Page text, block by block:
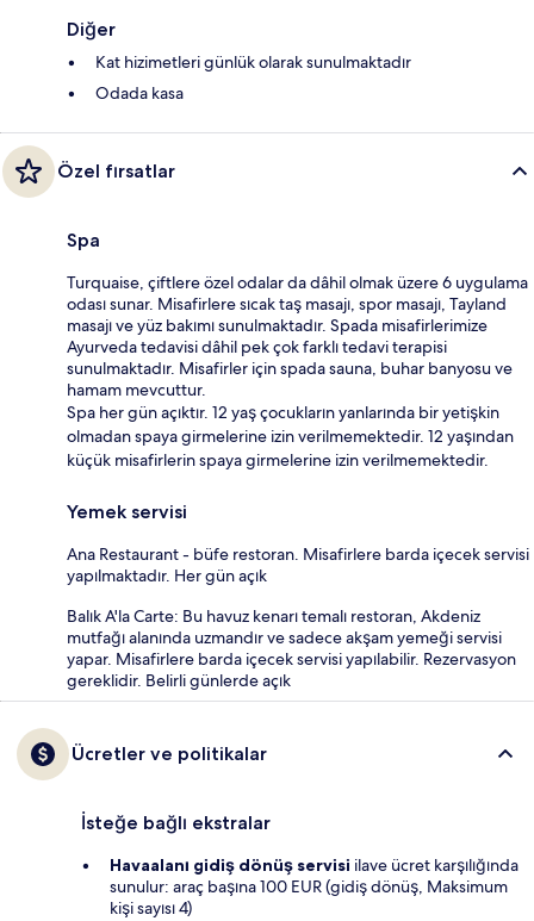
Diğer
Kat hizimetleri günlük olarak sunulmaktadır
Odada kasa
Özel fırsatlar
Spa
Turquaise, çiftlere özel odalar da dâhil olmak üzere 6 uygulama
odası sunar. Misafirlere sıcak taş masajı, spor masajı, Tayland
masajı ve yüz bakımı sunulmaktadır. Spada misafirlerimize
Ayurveda tedavisi dâhil pek çok farklı tedavi terapisi
sunulmaktadır. Misafirler için spada sauna, buhar banyosu ve
hamam mevcuttur.
Spa her gün açıktır. 12 yaş çocukların yanlarında bir yetişkin
olmadan spaya girmelerine izin verilmemektedir. 12 yaşından
küçük misafirlerin spaya girmelerine izin verilmemektedir.
Yemek servisi
Ana Restaurant - büfe restoran. Misafirlere barda içecek servisi
yapılmaktadır. Her gün açık
Balık A'la Carte: Bu havuz kenarı temalı restoran, Akdeniz
mutfağı alanında uzmandır ve sadece akşam yemeği servisi
yapar. Misafirlere barda içecek servisi yapılabilir. Rezervasyon
gereklidir. Belirli günlerde açık
Ücretler ve politikalar
İsteğe bağlı ekstralar
Havaalanı gidiş dönüş servisi ilave ücret karşılığında
sunulur: araç başına 100 EUR (gidiş dönüş, Maksimum
kişi sayısı 4)